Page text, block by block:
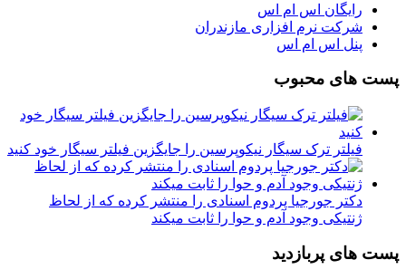
رایگان اس ام اس
شرکت نرم افزاری مازندران
پنل اس ام اس
پست های محبوب
فیلتر ترک سیگار نیکوپرسین را جایگزین فیلتر سیگار خود کنید
دکتر جورجیا پردوم اسنادی را منتشر کرده که از لحاظ
ژنتیکی وجود آدم و حوا را ثابت میکند
پست های پربازدید